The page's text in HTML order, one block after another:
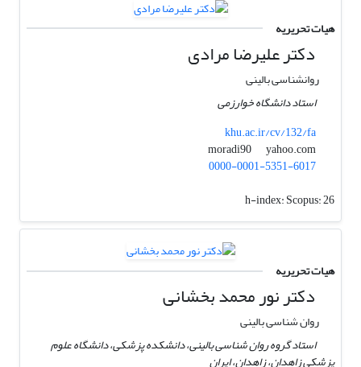
هیات تحریریه
دکتر علیرضا مرادی
روانشناسی بالینی
استاد دانشگاه خوارزمی
khu.ac.ir/cv/132/fa
moradi90
yahoo.com
0000-0001-5351-6017
h-index:Scopus: 26
هیات تحریریه
دکتر نور محمد بخشانی
روان شناسی بالینی
استاد گروه روان شناسی بالینی، دانشکده پزشکی، دانشگاه علوم
پزشکی زاهدان، زاهدان، ایران